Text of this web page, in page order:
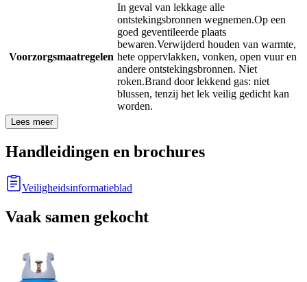
Voorzorgsmaatregelen
In geval van lekkage alle
ontstekingsbronnen wegnemen.Op een
goed geventileerde plaats
bewaren.Verwijderd houden van warmte,
hete oppervlakken, vonken, open vuur en
andere ontstekingsbronnen. Niet
roken.Brand door lekkend gas: niet
blussen, tenzij het lek veilig gedicht kan
worden.
Lees meer
Handleidingen en brochures
Veiligheidsinformatieblad
Vaak samen gekocht